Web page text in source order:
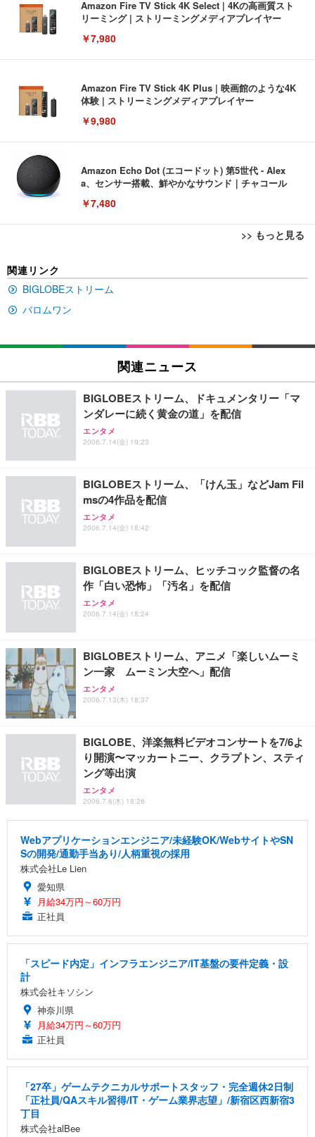
Amazon Fire TV Stick 4K Select | 4Kの高画質スト
リーミング | ストリーミングメディアプレイヤー
￥7,980
Amazon Fire TV Stick 4K Plus | 映画館のような4K
体験 | ストリーミングメディアプレイヤー
￥9,980
Amazon Echo Dot (エコードット) 第5世代 - Alex
a、センサー搭載、鮮やかなサウンド｜チャコール
￥7,480
>> もっと見る
い 跳ね上げ式アームレスト コンパクト 約105度ロッ
キング pc 事務椅子 360度回転 座面昇降 強化ナイロ
SIHOO B100 オフィスチェア／デスクチェア メッシ
ュチェア 人間工学 疲れない ブラック
￥27,999
Sezlife オフィスチェア デスクチェア 疲れない テレ
ワーク チェア 強化バックレスト 30度ロッキング機
ョン PCチェア 通気性メッシュ ゲーミング/勉強/事
務用 おしゃれ パソコンチェア (ブラック)
Sezlife オフィスチェア デスクチェア 疲れない テレ
ワーク チェア 強化バックレスト 30度ロッキング機
能 人間工学 椅子 腰サポート 90度跳ね上げ式アーム
務用 おしゃれ パソコンチェア (ホワイト)
ANDWINT オフィスチェア デスクチェア 肘なし メ
ッシュ 通気性 ランバーサポート付き 腰サポート ガ
ス圧無段階昇降 360度回転 キャスター付き コンパク
EV3240X-WT | 31.5型4K UHD・USB Type-C・ホワ
イト
EIZO ビジネス向けプレミアムモニター | FlexScan
EV2740X-WT | 27.0型4K UHD・USB Type-C・ホワ
【純正品】27"ゲーミングモニター DualSense 充電
フック付き（CFI-ZDM1J）
【整備済み品】Dell E2724HS 27インチ 液晶モニタ
ー フルHD（1920×1080）VA 非光沢 HDMI/DisplayP
ort/VGA スピーカー内蔵 高さ調整 スイベル VESA対
【MiniLED/24.5inch/280Hz/FHD】GRAPHT THE S
HOOTER Gaming Monitor 24” Essential ゲーミン
グモニター QD 24.5インチ 1ms FHD 量子ドット 残
回使い捨て 無香料 ホワイト 300枚
Amazonベーシック ペットシーツ 厚型 ワイド 42枚
x2袋(84枚) ホワイト(吸収面:ライトブルー)
￥3,234
ネオ・ルーライフ ネオ・オムツ L 中型犬用 26枚入
り 単品
Smart Basic(スマートベーシック) 【Amazon.co.jp
限定】 Smart Basic アイリスオーヤマ ペットシーツ
超厚型 お徳用 ワイド 100枚入 (x 1) (ケース販売)
アイリスオーヤマ ペットシーツ 超厚型 お徳用 レギ
ュラー 200枚入【Amazon.co.jp限定】
関連リンク
BIGLOBEストリーム
バロムワン
関連ニュース
BIGLOBEストリーム、ドキュメンタリー「マ
ンダレーに続く黄金の道」を配信
エンタメ
2006.7.14(金) 19:23
BIGLOBEストリーム、「けん玉」などJam Fil
msの4作品を配信
エンタメ
2006.7.14(金) 18:42
BIGLOBEストリーム、ヒッチコック監督の名
作「白い恐怖」「汚名」を配信
エンタメ
2006.7.14(金) 18:24
BIGLOBEストリーム、アニメ「楽しいムーミ
ン一家 ムーミン大空へ」配信
エンタメ
2006.7.13(木) 18:37
BIGLOBE、洋楽無料ビデオコンサートを7/6よ
り開演〜マッカートニー、クラプトン、スティ
ング等出演
エンタメ
2006.7.6(木) 18:26
Webアプリケーションエンジニア/未経験OK/WebサイトやSN
Sの開発/通勤手当あり/人柄重視の採用
株式会社Le Lien
愛知県
月給34万円～60万円
正社員
「スピード内定」インフラエンジニア/IT基盤の要件定義・設
計
株式会社キソシン
神奈川県
月給34万円～60万円
正社員
「27卒」ゲームテクニカルサポートスタッフ・完全週休2日制
「正社員/QAスキル習得/IT・ゲーム業界志望」/新宿区西新宿3
丁目
株式会社alBee